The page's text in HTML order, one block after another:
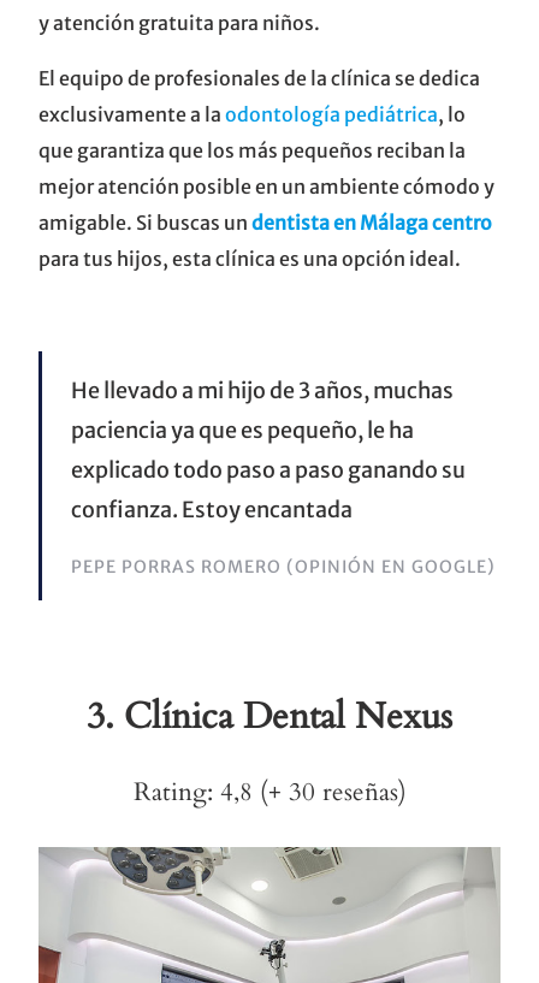
y atención gratuita para niños.
El equipo de profesionales de la clínica se dedica
exclusivamente a la odontología pediátrica, lo
que garantiza que los más pequeños reciban la
mejor atención posible en un ambiente cómodo y
amigable. Si buscas un dentista en Málaga centro
para tus hijos, esta clínica es una opción ideal.
He llevado a mi hijo de 3 años, muchas
paciencia ya que es pequeño, le ha
explicado todo paso a paso ganando su
confianza. Estoy encantada
PEPE PORRAS ROMERO (OPINIÓN EN GOOGLE)
3. Clínica Dental Nexus
Rating: 4,8 (+ 30 reseñas)